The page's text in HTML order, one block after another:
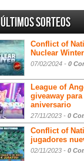
Últimos sorteos
Conflict of
Nuclear Winter
07/02/2024 - 0
League of
giveaway
aniversario
27/11/2023 - 0
Conflict of
jugadores
02/11/2023 - 0